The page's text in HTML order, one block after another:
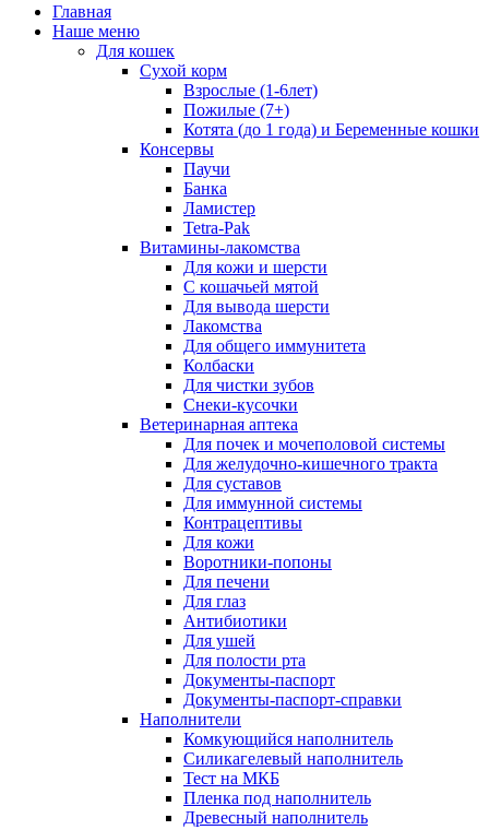
Главная
Наше меню
Для кошек
Сухой корм
Взрослые (1-6лет)
Пожилые (7+)
Котята (до 1 года) и Беременные кошки
Консервы
Паучи
Банка
Ламистер
Tetra-Pak
Витамины-лакомства
Для кожи и шерсти
С кошачьей мятой
Для вывода шерсти
Лакомства
Для общего иммунитета
Колбаски
Для чистки зубов
Снеки-кусочки
Ветеринарная аптека
Для почек и мочеполовой системы
Для желудочно-кишечного тракта
Для суставов
Для иммунной системы
Контрацептивы
Для кожи
Воротники-попоны
Для печени
Для глаз
Антибиотики
Для ушей
Для полости рта
Документы-паспорт
Документы-паспорт-справки
Наполнители
Комкующийся наполнитель
Силикагелевый наполнитель
Тест на МКБ
Пленка под наполнитель
Древесный наполнитель